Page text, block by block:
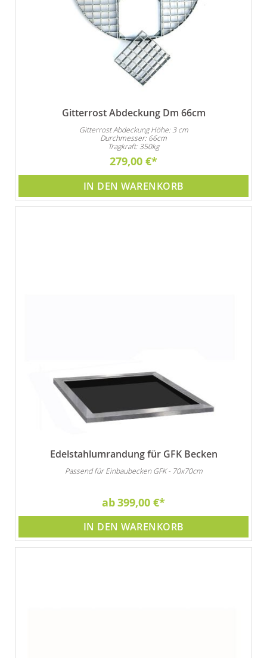
Gitterrost Abdeckung Dm 66cm
Gitterrost Abdeckung Höhe: 3 cm
Durchmesser: 66cm
Tragkraft: 350kg
279,00 €
IN DEN WARENKORB
Edelstahlumrandung für GFK Becken
Passend für Einbaubecken GFK - 70x70cm
ab399,00 €
IN DEN WARENKORB